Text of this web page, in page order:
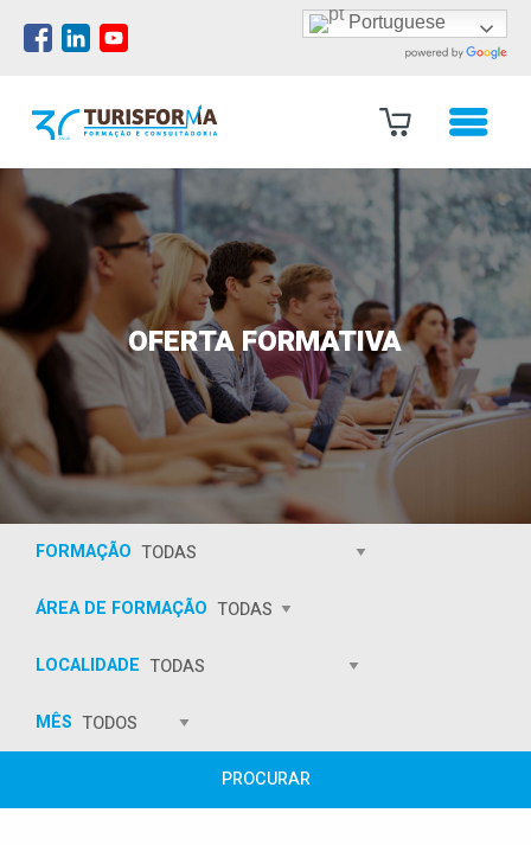
Portuguese
OFERTA FORMATIVA
FORMAÇÃO
ÁREA DE FORMAÇÃO
LOCALIDADE
MÊS
PROCURAR